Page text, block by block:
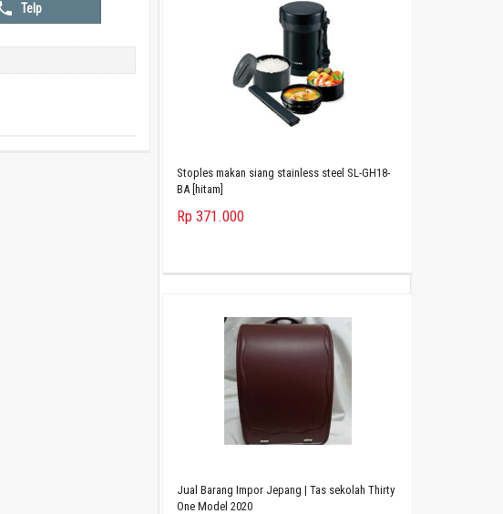
Telp
Stoples makan siang stainless steel SL-GH18-
BA [hitam]
Rp 371.000
Jual Barang Impor Jepang | Tas sekolah Thirty
One Model 2020